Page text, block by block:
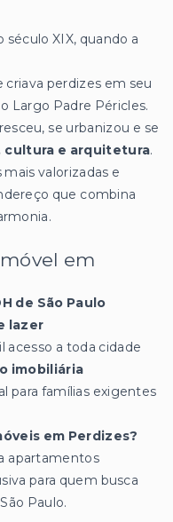
XIX, quando a
perdizes em seu
Largo Padre Péricles.
se urbanizou e se
cultura e arquitetura.
valorizadas e
que combina
em
de São Paulo
lazer
acesso a toda cidade
imobiliária
para famílias exigentes
em Perdizes?
apartamentos
para quem busca
Paulo.